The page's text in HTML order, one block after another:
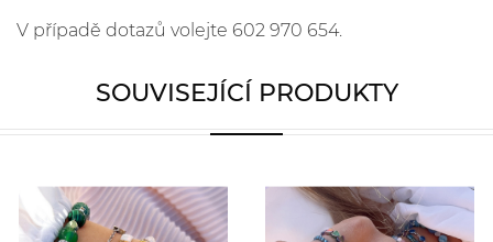
V případě dotazů volejte 602 970 654.
SOUVISEJÍCÍ PRODUKTY